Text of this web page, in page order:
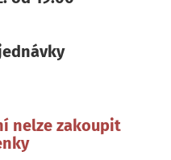
nelze zakoupit